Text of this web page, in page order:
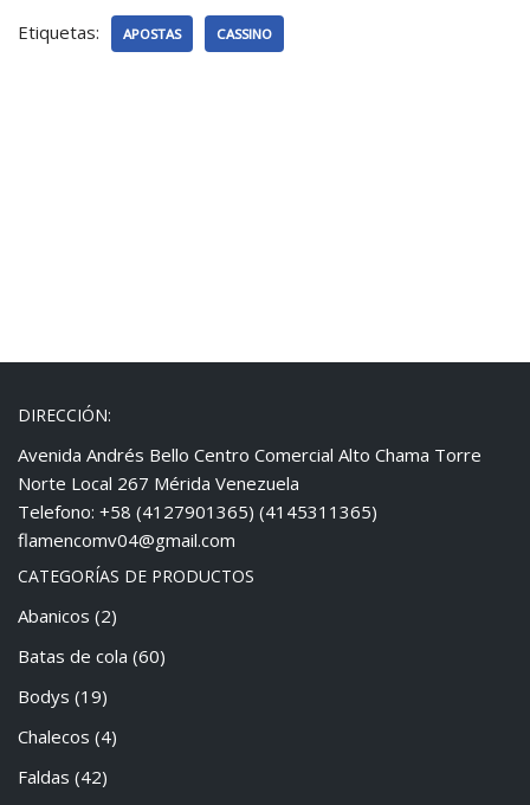
Etiquetas: APOSTAS CASSINO
DIRECCIÓN:
Avenida Andrés Bello Centro Comercial Alto Chama Torre
Norte Local 267 Mérida Venezuela
Telefono: +58 (4127901365) (4145311365)
flamencomv04@gmail.com
CATEGORÍAS DE PRODUCTOS
Abanicos (2)
Batas de cola (60)
Bodys (19)
Chalecos (4)
Faldas (42)